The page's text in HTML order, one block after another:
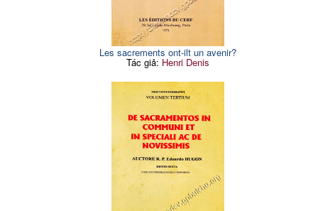
Les sacrements ont-ilt un avenir?
Tác giả: Henri Denis